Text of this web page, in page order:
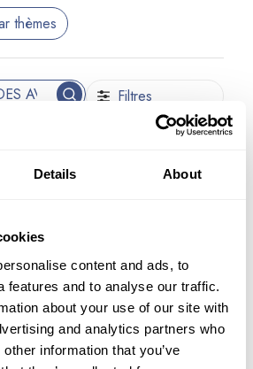
Details About
content and ads, to
features and to analyse our traffic.
about your use of our site with
and analytics partners who
information that you’ve
thèmes
Filtres
Plus récent
:le flacon moyen tres bien.
A qui je le recommande :a
Achat Vérifié
Date
de
04/05/24
Plus de 45 ans